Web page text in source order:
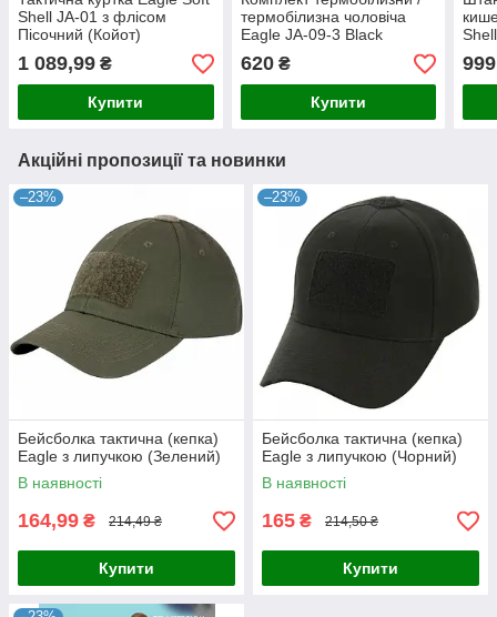
Shell JA-01 з флісом
Пісочний (Койот)
1 089,99 ₴
Купити
термобілизна чоловіча
Eagle JA-09-3 Black
(термо-білизна, зимова,
тактична)
620₴
Купити
Акційні пропозиції та новинки
–23%
Бейсболка тактична (кепка)
Eagle з липучкою (Зелений)
В наявності
164,99 ₴ 214,49 ₴
Купити
–23%
Бейсболка тактична (кепка)
Eagle з липучкою (Чорний)
В наявності
165 ₴ 214,50 ₴
Купити